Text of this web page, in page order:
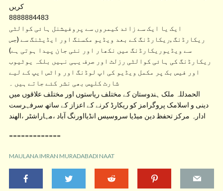
کریں
8888884483
ایک یا ایک سے زائد کیمروں سے پروفیشنل ہائی کوالٹی
ریکارڈنگ ,ریکارڈنگ کے بعد ویڈیو مکسنگ اور ایڈیٹنگ سے (جس
سے ویڈیوریکارڈنگ میں نکھار اور نئی جان پیدا ہوتی ہے)
ریکارڈنگ کی ہائی کوالٹی رزلٹ اور صرف یہی نہیں بلکہ یوٹیوب
اور فیس بک پر مکمل ویڈیو کی اپ لوڈنگ اور واٹس ایپ کے لیے
شارٹ کلپس بھی نشر کئے جاتے ہیں ۔
الحمدللہ ملک ہندوستان کے مختلف ریاستوں اور مختلف علاقوں میں
دینی و اسلامک پروگرامز کو ریکارڈ کرنے کے اعزاز کے ساتھ سرفہرست
ادارہ مرکز تحفظ دین میڈیا سروسیس انڈیااورنگ آباد ،مہاراشٹر ،الھند
=============
MAULANA IMRAN MURADABADI NAAT